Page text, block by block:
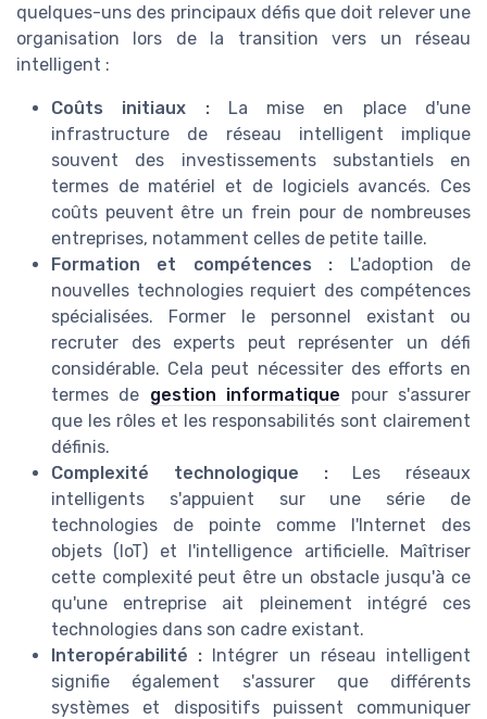
quelques-uns des principaux défis que doit relever une
organisation lors de la transition vers un réseau
intelligent :
Coûts initiaux :La mise en place d'une
infrastructure de réseau intelligent implique
souvent des investissements substantiels en
termes de matériel et de logiciels avancés. Ces
coûts peuvent être un frein pour de nombreuses
entreprises, notamment celles de petite taille.
Formation et compétences : L'adoption de
nouvelles technologies requiert des compétences
spécialisées. Former le personnel existant ou
recruter des experts peut représenter un défi
considérable. Cela peut nécessiter des efforts en
termes de gestion informatique pour s'assurer
que les rôles et les responsabilités sont clairement
définis.
Complexité technologique :Les réseaux
intelligents s'appuient sur une série de
technologies de pointe comme l'Internet des
objets (IoT) et l'intelligence artificielle. Maîtriser
cette complexité peut être un obstacle jusqu'à ce
qu'une entreprise ait pleinement intégré ces
technologies dans son cadre existant.
Interopérabilité : Intégrer un réseau intelligent
signifie également s'assurer que différents
systèmes et dispositifs puissent communiquer